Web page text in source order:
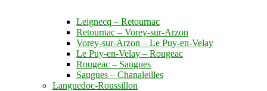
Leignecq – Retournac
Retournac – Vorey-sur-Arzon
Vorey-sur-Arzon – Le Puy-en-Velay
Le Puy-en-Velay – Rougeac
Rougeac – Saugues
Saugues – Chanaleilles
Languedoc-Roussillon